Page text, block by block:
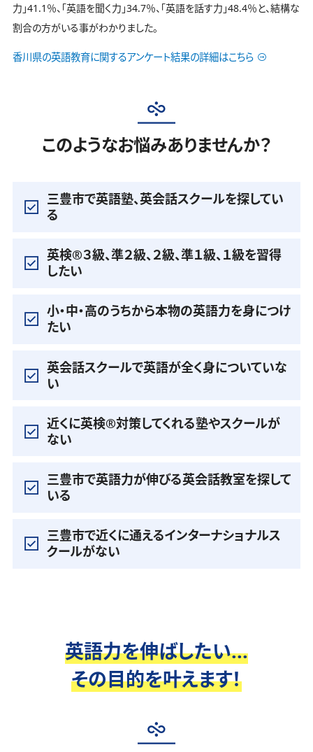
力」41.1％、「英語を聞く力」34.7％、「英語を話す力」48.4％と、結構な
割合の方がいる事がわかりました。
香川県の英語教育に関するアンケート結果の詳細はこちら
このようなお悩みありませんか？
三豊市で英語塾、英会話スクールを探してい
る
英検®️３級、準２級、２級、準１級、１級を習得
したい
小・中・高のうちから本物の英語力を身につけ
たい
英会話スクールで英語が全く身についていな
い
近くに英検®️対策してくれる塾やスクールが
ない
三豊市で英語力が伸びる英会話教室を探して
いる
三豊市で近くに通えるインターナショナルス
クールがない
英語力を伸ばしたい...
その目的を叶えます！